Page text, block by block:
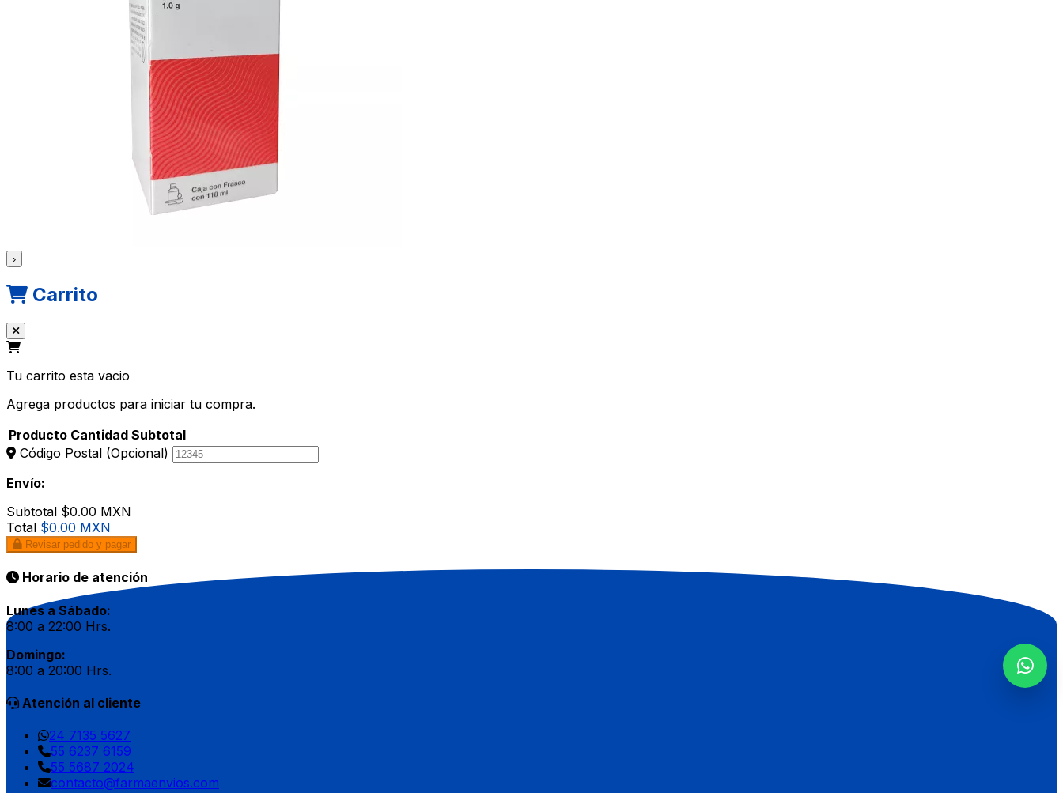
›
Carrito
Tu carrito esta vacio
Agrega productos para iniciar tu compra.
Producto Cantidad Subtotal
Código Postal (Opcional)
Envío:
Subtotal $0.00 MXN
Total $0.00 MXN
Revisar pedido y pagar
Horario de atención
Lunes a Sábado:
8:00 a 22:00 Hrs.
Domingo:
8:00 a 20:00 Hrs.
Atención al cliente
24 7135 5627
55 6237 6159
55 5687 2024
contacto@farmaenvios.com